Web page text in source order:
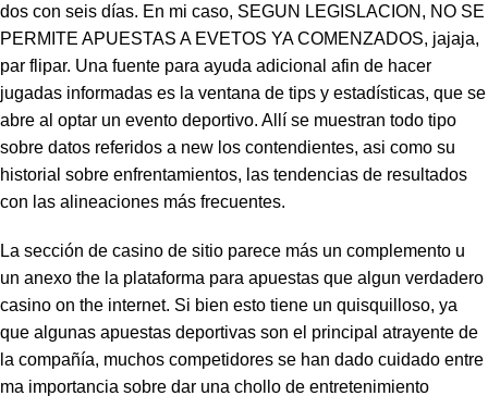
dos con seis días. En mi caso, SEGUN LEGISLACION, NO SE
PERMITE APUESTAS A EVETOS YA COMENZADOS, jajaja,
par flipar. Una fuente para ayuda adicional afin de hacer
jugadas informadas es la ventana de tips y estadísticas, que se
abre al optar un evento deportivo. Allí se muestran todo tipo
sobre datos referidos a new los contendientes, asi como su
historial sobre enfrentamientos, las tendencias de resultados
con las alineaciones más frecuentes.
La sección de casino de sitio parece más un complemento u
un anexo the la plataforma para apuestas que algun verdadero
casino on the internet. Si bien esto tiene un quisquilloso, ya
que algunas apuestas deportivas son el principal atrayente de
la compañía, muchos competidores se han dado cuidado entre
ma importancia sobre dar una chollo de entretenimiento